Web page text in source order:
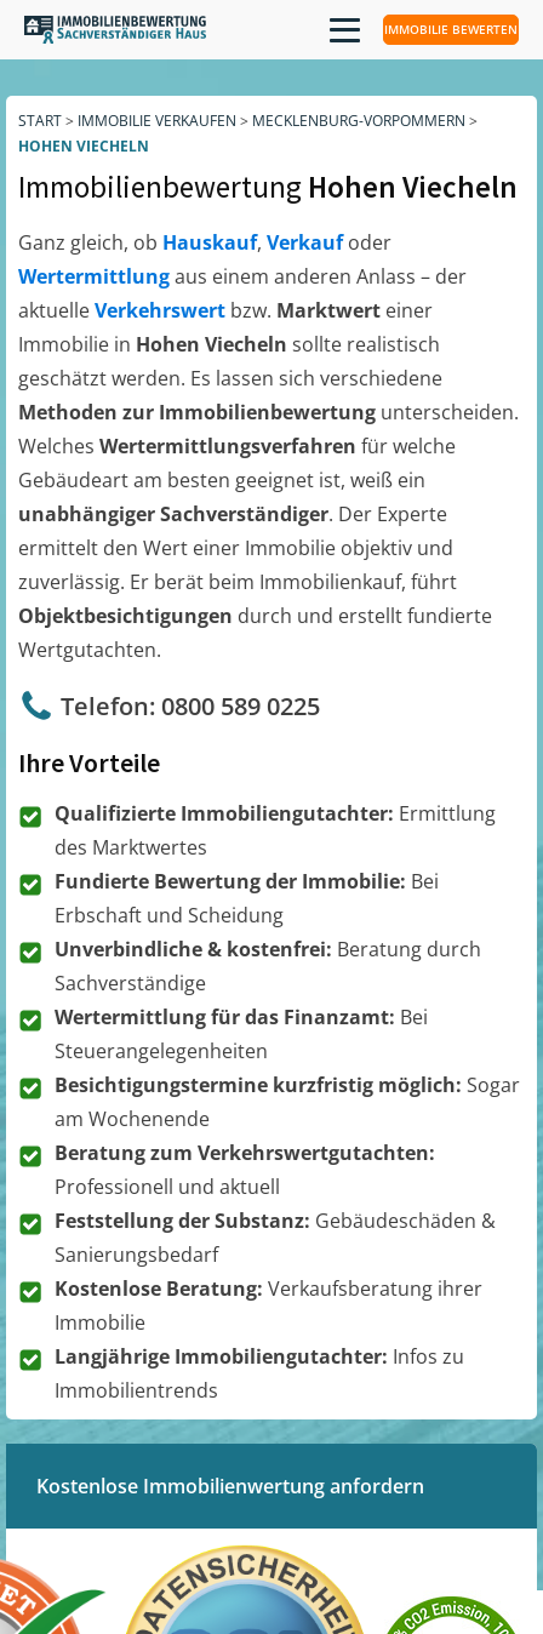
IMMOBILIE BEWERTEN
START> IMMOBILIE VERKAUFEN > MECKLENBURG-VORPOMMERN >
HOHEN VIECHELN
Immobilienbewertung Hohen Viecheln
Ganz gleich, ob Hauskauf, Verkaufoder
Wertermittlungaus einem anderen Anlass – der
aktuelleVerkehrswert bzw. Marktwert einer
Immobilie in Hohen Viecheln sollte realistisch
geschätzt werden. Es lassen sich verschiedene
Methoden zur Immobilienbewertung unterscheiden.
Welches Wertermittlungsverfahren für welche
Gebäudeart am besten geeignet ist, weiß ein
unabhängiger Sachverständiger. Der Experte
ermittelt den Wert einer Immobilie objektiv und
zuverlässig. Er berät beim Immobilienkauf, führt
Objektbesichtigungen durch und erstellt fundierte
Wertgutachten.
Telefon: 0800 589 0225
Ihre Vorteile
Qualifizierte Immobiliengutachter: Ermittlung
des Marktwertes
Fundierte Bewertung der Immobilie: Bei
Erbschaft und Scheidung
Unverbindliche & kostenfrei: Beratung durch
Sachverständige
Wertermittlung für das Finanzamt: Bei
Steuerangelegenheiten
Besichtigungstermine kurzfristig möglich: Sogar
am Wochenende
Beratung zum Verkehrswertgutachten:
Professionell und aktuell
Feststellung der Substanz: Gebäudeschäden &
Sanierungsbedarf
Kostenlose Beratung: Verkaufsberatung ihrer
Immobilie
Langjährige Immobiliengutachter: Infos zu
Immobilientrends
Kostenlose Immobilienwertung anfordern